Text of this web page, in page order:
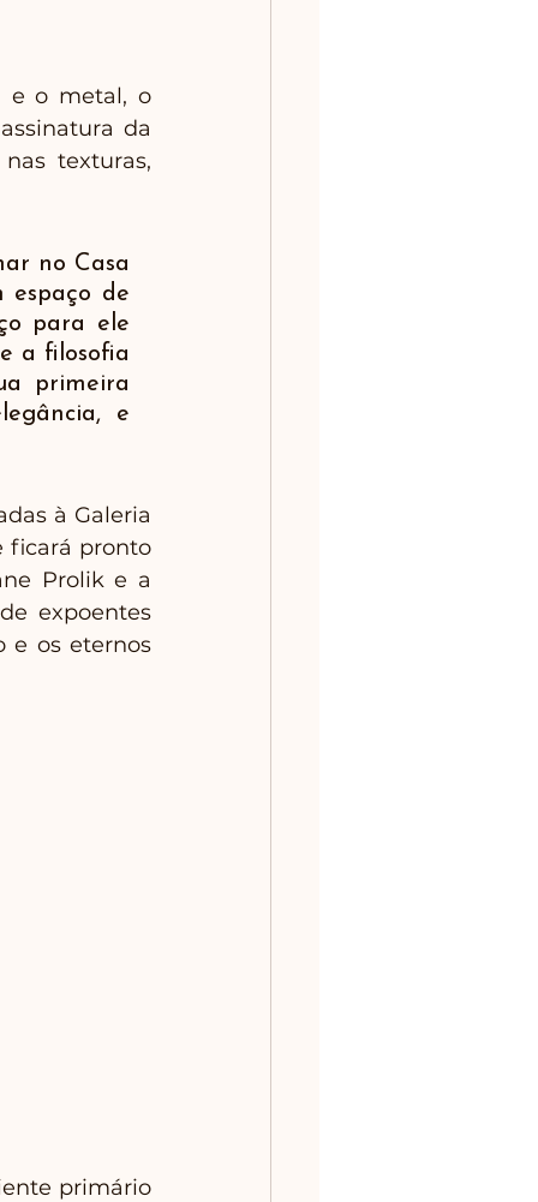
e o metal, o
da
texturas,
no Casa
espaço de
para ele
a filosofia
primeira
e
à Galeria
ficará pronto
Prolik e a
expoentes
e os eternos
primário